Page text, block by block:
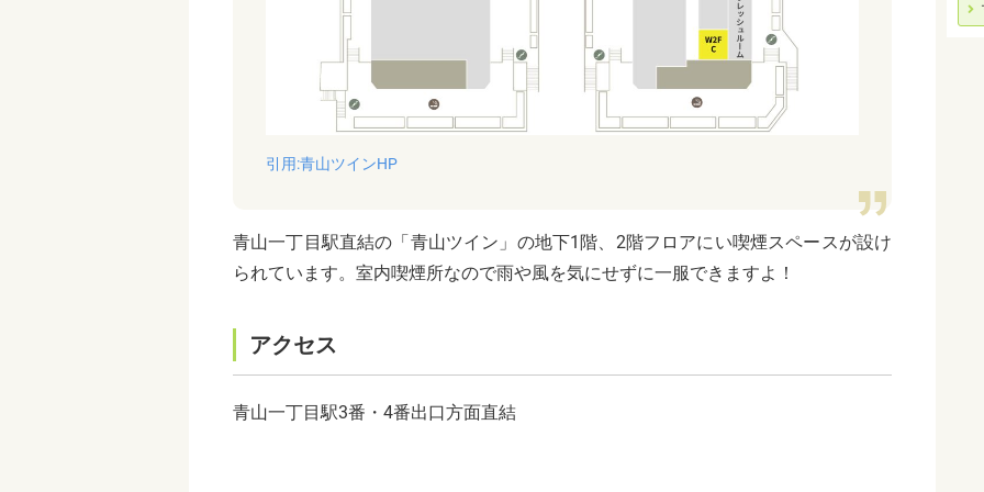
引用:青山ツインHP
青山一丁目駅直結の「青山ツイン」の地下1階、2階フロアにい喫煙スペースが設け
られています。室内喫煙所なので雨や風を気にせずに一服できますよ！
アクセス
青山一丁目駅3番・4番出口方面直結